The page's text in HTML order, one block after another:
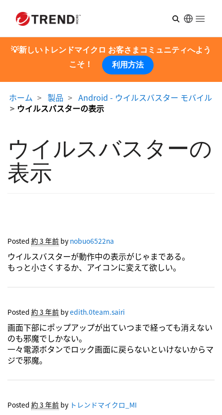
Open
💡新しいトレンドマイクロ お客さまコミュニティへよう
こそ！
利用方法
ホーム 製品
Android - ウイルスバスター モバイル
ウイルスバスターの表示
ウイルスバスターの
表示
Posted 約 3 年前 by nobuo6522na
ウイルスバスターが動作中の表示がじゃまである。
もっと小さくするか、アイコンに変えて欲しい。
Posted 約 3 年前 byedith.0team.sairi
画面下部にポップアップが出ていつまで経っても消えない
のも邪魔でしかない。
一々電源ボタンでロック画面に戻らないといけないからマ
ジで邪魔。
Posted 約 3 年前 by トレンドマイクロ_MI